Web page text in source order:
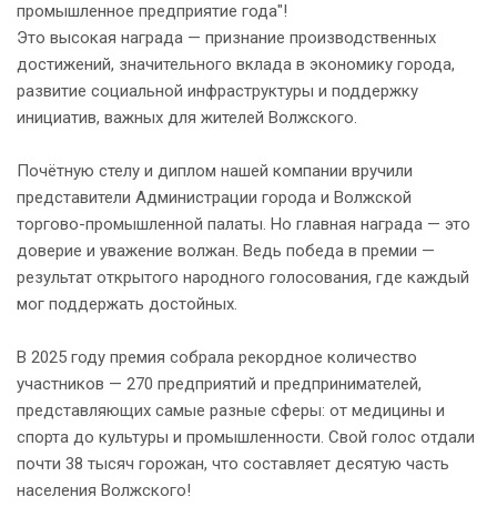
промышленное предприятие года"!
Это высокая награда — признание производственных
достижений, значительного вклада в экономику города,
развитие социальной инфраструктуры и поддержку
инициатив, важных для жителей Волжского.
Почётную стелу и диплом нашей компании вручили
представители Администрации города и Волжской
торгово-промышленной палаты. Но главная награда — это
доверие и уважение волжан. Ведь победа в премии —
результат открытого народного голосования, где каждый
мог поддержать достойных.
В 2025 году премия собрала рекордное количество
участников — 270 предприятий и предпринимателей,
представляющих самые разные сферы: от медицины и
спорта до культуры и промышленности. Свой голос отдали
почти 38 тысяч горожан, что составляет десятую часть
населения Волжского!